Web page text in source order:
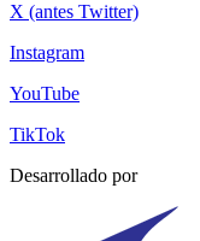
X (antes Twitter)
Instagram
YouTube
TikTok
Desarrollado por